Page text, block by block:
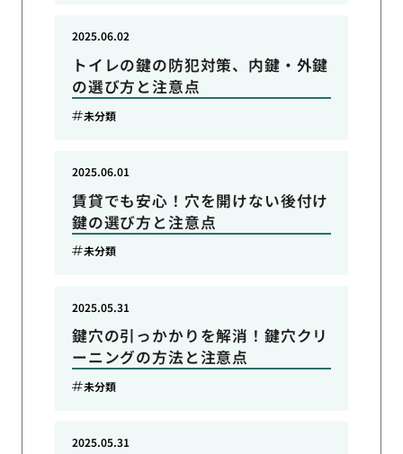
トイレの鍵の防犯対策、内鍵・外鍵
の選び方と注意点
2025.06.02
未分類
賃貸でも安心！穴を開けない後付け
鍵の選び方と注意点
2025.06.01
未分類
鍵穴の引っかかりを解消！鍵穴クリ
ーニングの方法と注意点
2025.05.31
未分類
2025.05.31